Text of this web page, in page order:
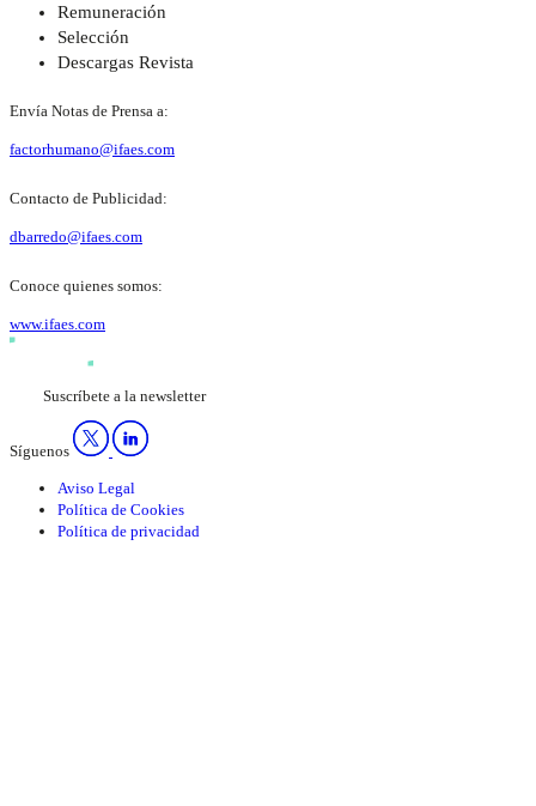
Remuneración
Selección
Descargas Revista
Envía Notas de Prensa a:
factorhumano@ifaes.com
Contacto de Publicidad:
dbarredo@ifaes.com
Conoce quienes somos:
www.ifaes.com
Suscríbete a la newsletter
Síguenos
Aviso Legal
Política de Cookies
Política de privacidad